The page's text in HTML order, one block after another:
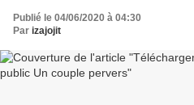
Publié le 04/06/2020 à 04:30
Par izajojit